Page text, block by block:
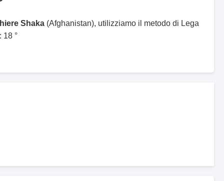
Shaka (Afghanistan), utilizziamo il metodo di Lega
18 °